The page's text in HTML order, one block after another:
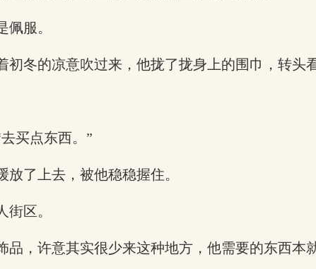
服。
冬的凉意吹过来，他拢了拢身上的围巾，转头
买点东西。”
了上去，被他稳稳握住。
区。
，许意其实很少来这种地方，他需要的东西本